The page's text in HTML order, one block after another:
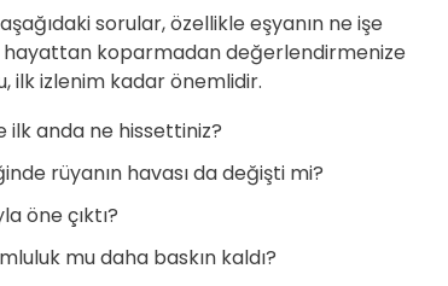
sorular, özellikle eşyanın ne işe
hayattan koparmadan değerlendirmenize
ilk izlenim kadar önemlidir.
ilk anda ne hissettiniz?
rüyanın havası da değişti mi?
öne çıktı?
mu daha baskın kaldı?